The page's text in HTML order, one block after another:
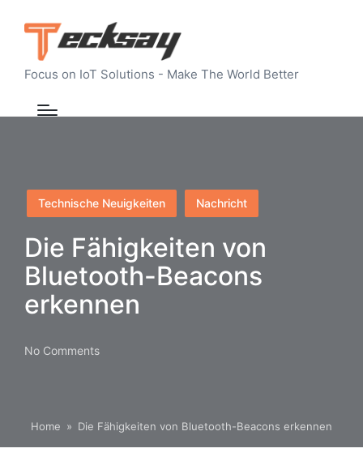
Focus on IoT Solutions - Make The World Better
Posted
in
Technische Neuigkeiten Nachricht
Die Fähigkeiten von
Bluetooth-Beacons
erkennen
No Comments
Home » Die Fähigkeiten von Bluetooth-Beacons erkennen